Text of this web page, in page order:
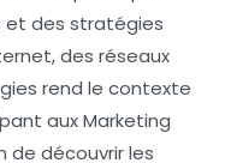
et des stratégies
des réseaux
rend le contexte
aux Marketing
de découvrir les